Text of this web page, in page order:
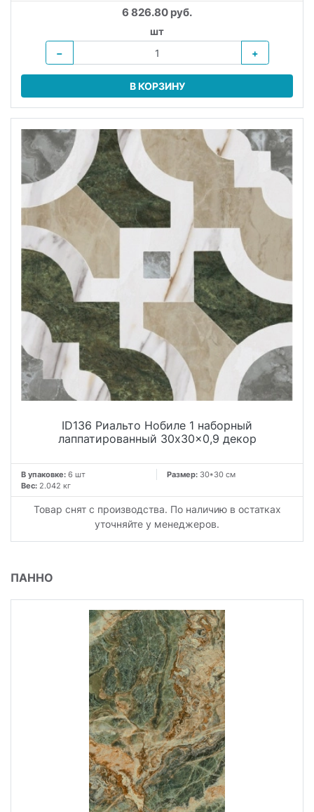
6 826.80 руб.
шт
−
+
В КОРЗИНУ
ID136 Риальто Нобиле 1 наборный
лаппатированный 30x30x0,9 декор
В упаковке: 6 шт Размер: 30*30 см
Вес: 2.042 кг
Товар снят с производства. По наличию в остатках
уточняйте у менеджеров.
ПАННО